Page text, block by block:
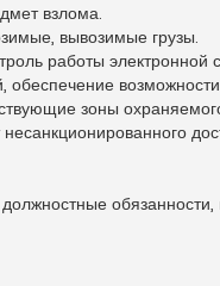
взлома.
вывозимые грузы.
работы электронной
зоны